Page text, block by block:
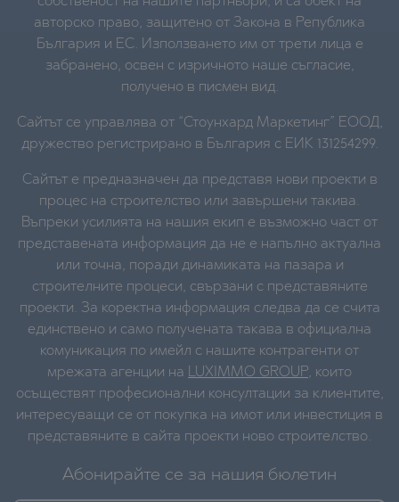
авторско право, защитено от Закона в Република
България и ЕС. Използването им от трети лица е
забранено, освен с изричното наше съгласие,
получено в писмен вид.
Сайтът се управлява от “Стоунхард Маркетинг” ЕООД,
дружество регистрирано в България с ЕИК 131254299.
Сайтът е предназначен да представя нови проекти в
процес на строителство или завършени такива.
Въпреки усилията на нашия екип е възможно част от
представената информация да не е напълно актуална
или точна, поради динамиката на пазара и
строителните процеси, свързани с представяните
проекти. За коректна информация следва да се счита
единствено и само получената такава в официална
комуникация по имейл с нашите контрагенти от
мрежата агенции на LUXIMMO GROUP, които
осъществят професионални консултации за клиентите,
интересуващи се от покупка на имот или инвестиция в
представяните в сайта проекти ново строителство.
Абонирайте се за нашия бюлетин